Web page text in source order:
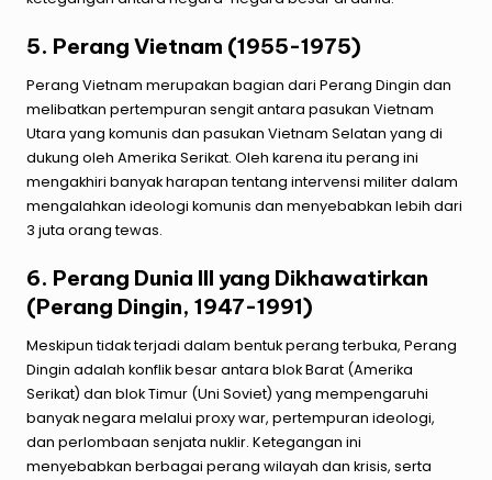
5. Perang Vietnam (1955-1975)
Perang Vietnam merupakan bagian dari Perang Dingin dan
melibatkan pertempuran sengit antara pasukan Vietnam
Utara yang komunis dan pasukan Vietnam Selatan yang di
dukung oleh Amerika Serikat. Oleh karena itu perang ini
mengakhiri banyak harapan tentang intervensi militer dalam
mengalahkan ideologi komunis dan menyebabkan lebih dari
3 juta orang tewas.
6. Perang Dunia III yang Dikhawatirkan
(Perang Dingin, 1947-1991)
Meskipun tidak terjadi dalam bentuk perang terbuka, Perang
Dingin adalah konflik besar antara blok Barat (Amerika
Serikat) dan blok Timur (Uni Soviet) yang mempengaruhi
banyak negara melalui proxy war, pertempuran ideologi,
dan perlombaan senjata nuklir. Ketegangan ini
menyebabkan berbagai perang wilayah dan krisis, serta